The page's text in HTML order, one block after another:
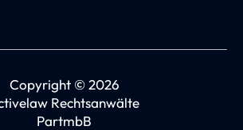
Copyright © 2026
Rechtsanwälte
PartmbB